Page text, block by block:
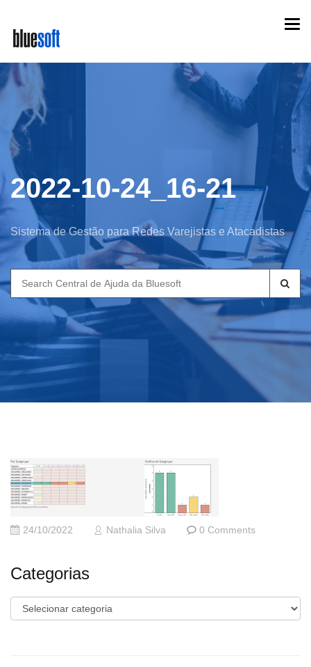
main
content
2022-10-24_16-21
Sistema de Gestão para Redes Varejistas e Atacadistas
Search
for:
24/10/2022 Nathalia Silva 0 Comments
Categorias
Categorias